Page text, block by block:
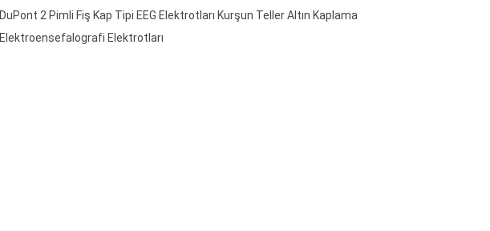
DuPont 2 Pimli Fiş Kap Tipi EEG Elektrotları Kurşun Teller Altın Kaplama
Elektroensefalografi Elektrotları